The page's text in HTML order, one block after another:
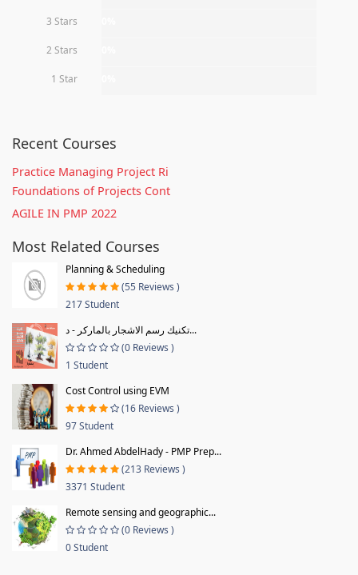
3 Stars
2 Stars
1 Star
Recent Courses
Practice Managing Project Ri
Foundations of Projects Cont
AGILE IN PMP 2022
Most Related Courses
Planning & Scheduling
(55 Reviews )
217 Student
تكنيك رسم الاشجار بالماركر - د...
(0 Reviews )
1 Student
Cost Control using EVM
(16 Reviews )
97 Student
Dr. Ahmed AbdelHady - PMP Prep...
(213 Reviews )
3371 Student
Remote sensing and geographic...
(0 Reviews )
0 Student